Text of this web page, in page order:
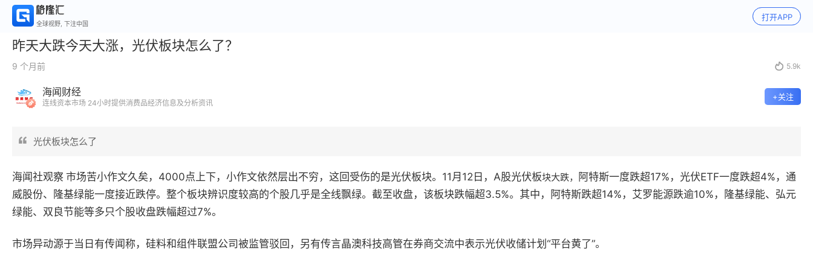
全球视野, 下注中国
打开APP
昨天大跌今天大涨，光伏板块怎么了？
9 个月前  5.9k
海闻财经
连线资本市场 24小时提供消费品经济信息及分析资讯
+关注
光伏板块怎么了
海闻社观察 市场苦小作文久矣， 4000点上下，小作文依然层出不穷，这回受伤的是光伏板块。 11月 12 日， A股光伏板块大跌， 阿特斯一度跌超17% ，光伏ETF一度跌超4% ，通
威股份、隆基绿能一度接近跌停。整个板块辨识度较高的个股几乎是全线飘绿。截至收盘，该板块跌幅超3.5%。其中，阿特斯跌超14% ，艾罗能源跌逾10% ，隆基绿能、弘元
绿能、双良节能等多只个股收盘跌幅超过7%。
市场异动源于当日有传闻称，硅料和组件联盟公司被监管驳回，另有传言晶澳科技高管在券商交流中表示光伏收储计划 “平台黄了”。